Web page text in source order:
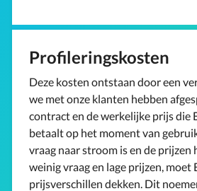
Profileringskosten
Deze kosten ontstaan door een
we met onze klanten hebben
contract en de werkelijke prijs die
betaalt op het moment van
vraag naar stroom is en de prijzen
weinig vraag en lage prijzen, moet
prijsverschillen dekken. Dit